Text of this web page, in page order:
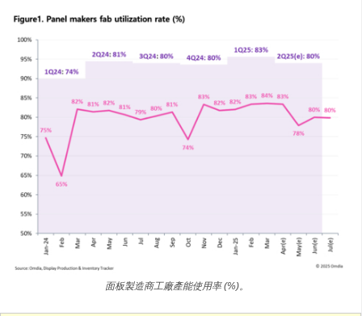
面板製造商工廠產能使用率 (%)。